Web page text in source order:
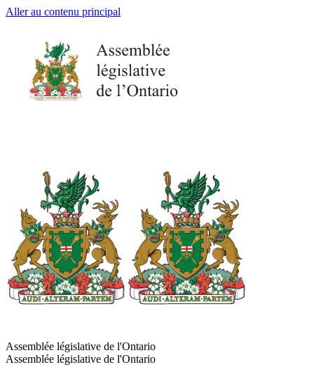
Aller au contenu principal
Assemblée législative de l'Ontario
Assemblée législative de l'Ontario